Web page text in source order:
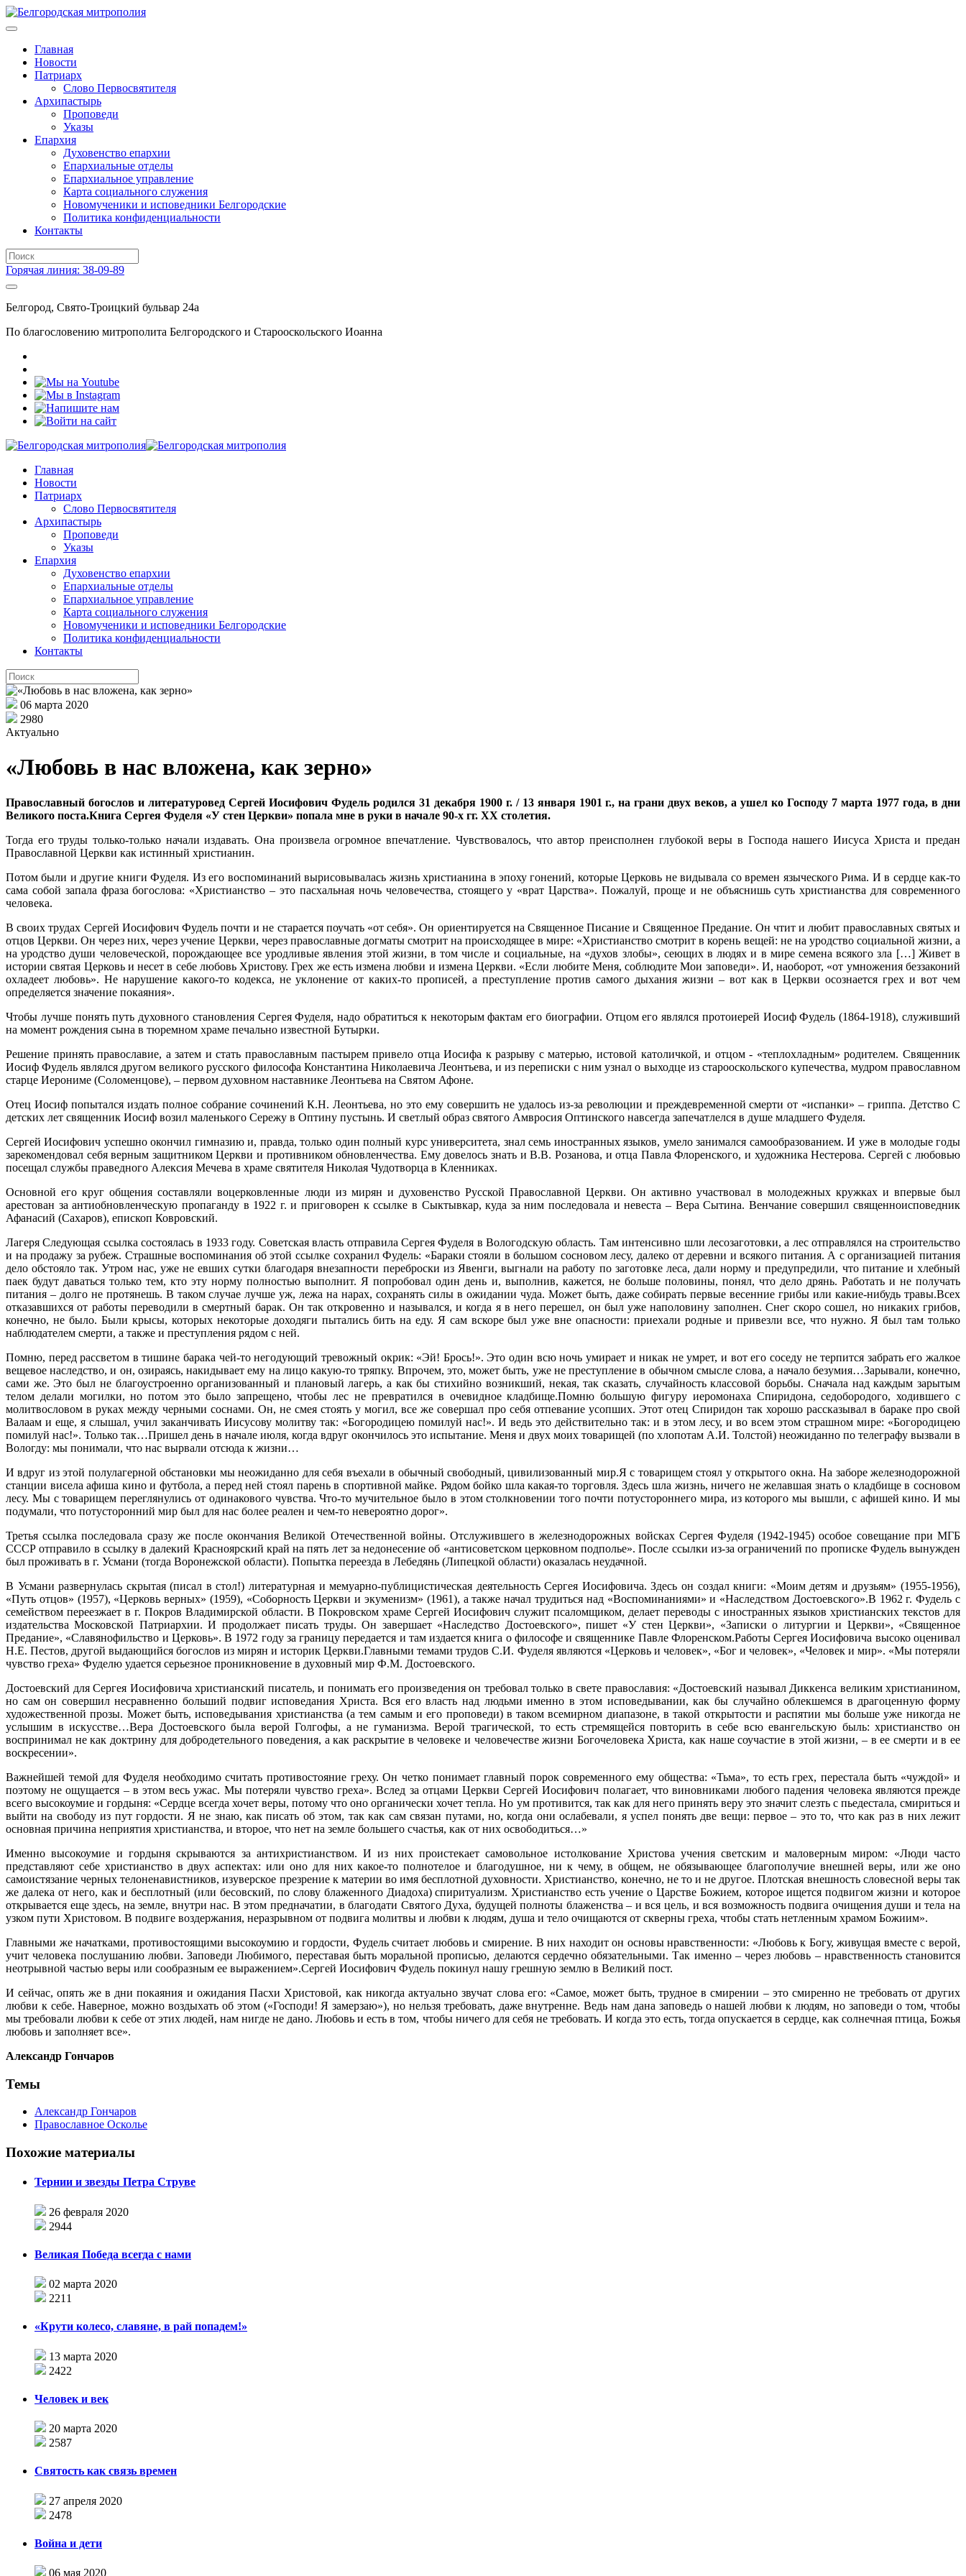
Главная
Новости
Патриарх
Слово Первосвятителя
Архипастырь
Проповеди
Указы
Епархия
Духовенство епархии
Епархиальные отделы
Епархиальное управление
Карта социального служения
Новомученики и исповедники Белгородские
Политика конфиденциальности
Контакты
Горячая линия: 38-09-89
Белгород, Свято-Троицкий бульвар 24а
По благословению митрополита Белгородского и Старооскольского Иоанна
Главная
Новости
Патриарх
Слово Первосвятителя
Архипастырь
Проповеди
Указы
Епархия
Духовенство епархии
Епархиальные отделы
Епархиальное управление
Карта социального служения
Новомученики и исповедники Белгородские
Политика конфиденциальности
Контакты
06 марта 2020
2980
Актуально
«Любовь в нас вложена, как зерно»
Православный богослов и литературовед Сергей Иосифович Фудель родился 31 декабря 1900 г. / 13 января 1901 г., на грани двух веков, а ушел ко Господу 7 марта 1977 года, в дни
Великого поста.Книга Сергея Фуделя «У стен Церкви» попала мне в руки в начале 90-х гг. XX столетия.
Тогда его труды только-только начали издавать. Она произвела огромное впечатление. Чувствовалось, что автор преисполнен глубокой веры в Господа нашего Иисуса Христа и предан
Православной Церкви как истинный христианин.
Потом были и другие книги Фуделя. Из его воспоминаний вырисовывалась жизнь христианина в эпоху гонений, которые Церковь не видывала со времен языческого Рима. И в сердце как-то
сама собой запала фраза богослова: «Христианство – это пасхальная ночь человечества, стоящего у «врат Царства». Пожалуй, проще и не объяснишь суть христианства для современного
человека.
В своих трудах Сергей Иосифович Фудель почти и не старается поучать «от себя». Он ориентируется на Священное Писание и Священное Предание. Он чтит и любит православных святых и
отцов Церкви. Он через них, через учение Церкви, через православные догматы смотрит на происходящее в мире: «Христианство смотрит в корень вещей: не на уродство социальной жизни, а
на уродство души человеческой, порождающее все уродливые явления этой жизни, в том числе и социальные, на «духов злобы», сеющих в людях и в мире семена всякого зла […] Живет в
истории святая Церковь и несет в себе любовь Христову. Грех же есть измена любви и измена Церкви. «Если любите Меня, соблюдите Мои заповеди». И, наоборот, «от умножения беззаконий
охладеет любовь». Не нарушение какого-то кодекса, не уклонение от каких-то прописей, а преступление против самого дыхания жизни – вот как в Церкви осознается грех и вот чем
определяется значение покаяния».
Чтобы лучше понять путь духовного становления Сергея Фуделя, надо обратиться к некоторым фактам его биографии. Отцом его являлся протоиерей Иосиф Фудель (1864-1918), служивший
на момент рождения сына в тюремном храме печально известной Бутырки.
Решение принять православие, а затем и стать православным пастырем привело отца Иосифа к разрыву с матерью, истовой католичкой, и отцом - «теплохладным» родителем. Священник
Иосиф Фудель являлся другом великого русского философа Константина Николаевича Леонтьева, и из переписки с ним узнал о выходце из старооскольского купечества, мудром православном
старце Иерониме (Соломенцове), – первом духовном наставнике Леонтьева на Святом Афоне.
Отец Иосиф попытался издать полное собрание сочинений К.Н. Леонтьева, но это ему совершить не удалось из-за революции и преждевременной смерти от «испанки» – гриппа. Детство С
детских лет священник Иосиф возил маленького Сережу в Оптину пустынь. И светлый образ святого Амвросия Оптинского навсегда запечатлелся в душе младшего Фуделя.
Сергей Иосифович успешно окончил гимназию и, правда, только один полный курс университета, знал семь иностранных языков, умело занимался самообразованием. И уже в молодые годы
зарекомендовал себя верным защитником Церкви и противником обновленчества. Ему довелось знать и В.В. Розанова, и отца Павла Флоренского, и художника Нестерова. Сергей с любовью
посещал службы праведного Алексия Мечева в храме святителя Николая Чудотворца в Кленниках.
Основной его круг общения составляли воцерковленные люди из мирян и духовенство Русской Православной Церкви. Он активно участвовал в молодежных кружках и впервые был
арестован за антиобновленческую пропаганду в 1922 г. и приговорен к ссылке в Сыктывкар, куда за ним последовала и невеста – Вера Сытина. Венчание совершил священноисповедник
Афанасий (Сахаров), епископ Ковровский.
Лагеря Следующая ссылка состоялась в 1933 году. Советская власть отправила Сергея Фуделя в Вологодскую область. Там интенсивно шли лесозаготовки, а лес отправлялся на строительство
и на продажу за рубеж. Страшные воспоминания об этой ссылке сохранил Фудель: «Бараки стояли в большом сосновом лесу, далеко от деревни и всякого питания. А с организацией питания
дело обстояло так. Утром нас, уже не евших сутки благодаря внезапности переброски из Явенги, выгнали на работу по заготовке леса, дали норму и предупредили, что питание и хлебный
паек будут даваться только тем, кто эту норму полностью выполнит. Я попробовал один день и, выполнив, кажется, не больше половины, понял, что дело дрянь. Работать и не получать
питания – долго не протянешь. В таком случае лучше уж, лежа на нарах, сохранять силы в ожидании чуда. Может быть, даже собирать первые весенние грибы или какие-нибудь травы.Всех
отказавшихся от работы переводили в смертный барак. Он так откровенно и назывался, и когда я в него перешел, он был уже наполовину заполнен. Снег скоро сошел, но никаких грибов,
конечно, не было. Были крысы, которых некоторые доходяги пытались бить на еду. Я сам вскоре был уже вне опасности: приехали родные и привезли все, что нужно. Я был там только
наблюдателем смерти, а также и преступления рядом с ней.
Помню, перед рассветом в тишине барака чей-то негодующий тревожный окрик: «Эй! Брось!». Это один всю ночь умирает и никак не умрет, и вот его соседу не терпится забрать его жалкое
вещевое наследство, и он, озираясь, накидывает ему на лицо какую-то тряпку. Впрочем, это, может быть, уже не преступление в обычном смысле слова, а начало безумия…Зарывали, конечно,
сами же. Это был не благоустроенно организованный и плановый лагерь, а как бы стихийно возникший, некая, так сказать, случайность классовой борьбы. Сначала над каждым зарытым
телом делали могилки, но потом это было запрещено, чтобы лес не превратился в очевидное кладбище.Помню большую фигуру иеромонаха Спиридона, седобородого, ходившего с
молитвословом в руках между черными соснами. Он, не смея стоять у могил, все же совершал про себя отпевание усопших. Этот отец Спиридон так хорошо рассказывал в бараке про свой
Валаам и еще, я слышал, учил заканчивать Иисусову молитву так: «Богородицею помилуй нас!». И ведь это действительно так: и в этом лесу, и во всем этом страшном мире: «Богородицею
помилуй нас!». Только так…Пришел день в начале июля, когда вдруг окончилось это испытание. Меня и двух моих товарищей (по хлопотам А.И. Толстой) неожиданно по телеграфу вызвали в
Вологду: мы понимали, что нас вырвали отсюда к жизни…
И вдруг из этой полулагерной обстановки мы неожиданно для себя въехали в обычный свободный, цивилизованный мир.Я с товарищем стоял у открытого окна. На заборе железнодорожной
станции висела афиша кино и футбола, а перед ней стоял парень в спортивной майке. Рядом бойко шла какая-то торговля. Здесь шла жизнь, ничего не желавшая знать о кладбище в сосновом
лесу. Мы с товарищем переглянулись от одинакового чувства. Что-то мучительное было в этом столкновении того почти потустороннего мира, из которого мы вышли, с афишей кино. И мы
подумали, что потусторонний мир был для нас более реален и чем-то невероятно дорог».
Третья ссылка последовала сразу же после окончания Великой Отечественной войны. Отслужившего в железнодорожных войсках Сергея Фуделя (1942-1945) особое совещание при МГБ
СССР отправило в ссылку в далекий Красноярский край на пять лет за недонесение об «антисоветском церковном подполье». После ссылки из-за ограничений по прописке Фудель вынужден
был проживать в г. Усмани (тогда Воронежской области). Попытка переезда в Лебедянь (Липецкой области) оказалась неудачной.
В Усмани развернулась скрытая (писал в стол!) литературная и мемуарно-публицистическая деятельность Сергея Иосифовича. Здесь он создал книги: «Моим детям и друзьям» (1955-1956),
«Путь отцов» (1957), «Церковь верных» (1959), «Соборность Церкви и экуменизм» (1961), а также начал трудиться над «Воспоминаниями» и «Наследством Достоевского».В 1962 г. Фудель с
семейством переезжает в г. Покров Владимирской области. В Покровском храме Сергей Иосифович служит псаломщиком, делает переводы с иностранных языков христианских текстов для
издательства Московской Патриархии. И продолжает писать труды. Он завершает «Наследство Достоевского», пишет «У стен Церкви», «Записки о литургии и Церкви», «Священное
Предание», «Славянофильство и Церковь». В 1972 году за границу передается и там издается книга о философе и священнике Павле Флоренском.Работы Сергея Иосифовича высоко оценивал
Н.Е. Пестов, другой выдающийся богослов из мирян и историк Церкви.Главными темами трудов С.И. Фуделя являются «Церковь и человек», «Бог и человек», «Человек и мир». «Мы потеряли
чувство греха» Фуделю удается серьезное проникновение в духовный мир Ф.М. Достоевского.
Достоевский для Сергея Иосифовича христианский писатель, и понимать его произведения он требовал только в свете православия: «Достоевский называл Диккенса великим христианином,
но сам он совершил несравненно больший подвиг исповедания Христа. Вся его власть над людьми именно в этом исповедывании, как бы случайно облекшемся в драгоценную форму
художественной прозы. Может быть, исповедывания христианства (а тем самым и его проповеди) в таком всемирном диапазоне, в такой открытости и распятии мы больше уже никогда не
услышим в искусстве…Вера Достоевского была верой Голгофы, а не гуманизма. Верой трагической, то есть стремящейся повторить в себе всю евангельскую быль: христианство он
воспринимал не как доктрину для добродетельного поведения, а как раскрытие в человеке и человечестве жизни Богочеловека Христа, как наше соучастие в этой жизни, – в ее смерти и в ее
воскресении».
Важнейшей темой для Фуделя необходимо считать противостояние греху. Он четко понимает главный порок современного ему общества: «Тьма», то есть грех, перестала быть «чуждой» и
поэтому не ощущается – в этом весь ужас. Мы потеряли чувство греха». Вслед за отцами Церкви Сергей Иосифович полагает, что виновниками любого падения человека являются прежде
всего высокоумие и гордыня: «Сердце всегда хочет веры, потому что оно органически хочет тепла. Но ум противится, так как для него принять веру это значит слезть с пьедестала, смириться и
выйти на свободу из пут гордости. Я не знаю, как писать об этом, так как сам связан путами, но, когда они ослабевали, я успел понять две вещи: первое – это то, что как раз в них лежит
основная причина неприятия христианства, и второе, что нет на земле большего счастья, как от них освободиться…»
Именно высокоумие и гордыня скрываются за антихристианством. И из них проистекает самовольное истолкование Христова учения светским и маловерным миром: «Люди часто
представляют себе христианство в двух аспектах: или оно для них какое-то полнотелое и благодушное, ни к чему, в общем, не обязывающее благополучие внешней веры, или же оно
самоистязание черных телоненавистников, изуверское презрение к материи во имя бесплотной духовности. Христианство, конечно, не то и не другое. Плотская внешность словесной веры так
же далека от него, как и бесплотный (или бесовский, по слову блаженного Диадоха) спиритуализм. Христианство есть учение о Царстве Божием, которое ищется подвигом жизни и которое
открывается еще здесь, на земле, внутри нас. В этом предначатии, в благодати Святого Духа, будущей полноты блаженства – и вся цель, и вся возможность подвига очищения души и тела на
узком пути Христовом. В подвиге воздержания, неразрывном от подвига молитвы и любви к людям, душа и тело очищаются от скверны греха, чтобы стать нетленным храмом Божиим».
Главными же начатками, противостоящими высокоумию и гордости, Фудель считает любовь и смирение. В них находит он основы нравственности: «Любовь к Богу, живущая вместе с верой,
учит человека послушанию любви. Заповеди Любимого, переставая быть моральной прописью, делаются сердечно обязательными. Так именно – через любовь – нравственность становится
неотрывной частью веры или сообразным ее выражением».Сергей Иосифович Фудель покинул нашу грешную землю в Великий пост.
И сейчас, опять же в дни покаяния и ожидания Пасхи Христовой, как никогда актуально звучат слова его: «Самое, может быть, трудное в смирении – это смиренно не требовать от других
любви к себе. Наверное, можно воздыхать об этом («Господи! Я замерзаю»), но нельзя требовать, даже внутренне. Ведь нам дана заповедь о нашей любви к людям, но заповеди о том, чтобы
мы требовали любви к себе от этих людей, нам нигде не дано. Любовь и есть в том, чтобы ничего для себя не требовать. И когда это есть, тогда опускается в сердце, как солнечная птица, Божья
любовь и заполняет все».
Александр Гончаров
Темы
Александр Гончаров
Православное Осколье
Похожие материалы
Тернии и звезды Петра Струве
26 февраля 2020
2944
Великая Победа всегда с нами
02 марта 2020
2211
«Крути колесо, славяне, в рай попадем!»
13 марта 2020
2422
Человек и век
20 марта 2020
2587
Святость как связь времен
27 апреля 2020
2478
Война и дети
06 мая 2020